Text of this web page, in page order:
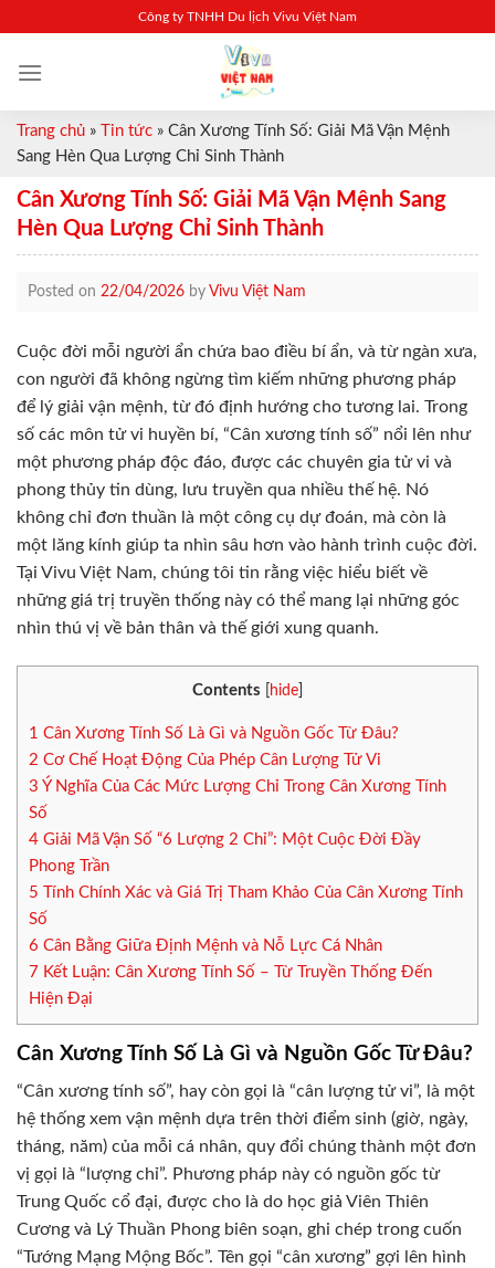
content
Công ty TNHH Du lịch Vivu Việt Nam
Trang chủ » Tin tức » Cân Xương Tính Số: Giải Mã Vận Mệnh
Sang Hèn Qua Lượng Chỉ Sinh Thành
Cân Xương Tính Số: Giải Mã Vận Mệnh Sang
Hèn Qua Lượng Chỉ Sinh Thành
Posted on 22/04/2026 by Vivu Việt Nam
Cuộc đời mỗi người ẩn chứa bao điều bí ẩn, và từ ngàn xưa,
con người đã không ngừng tìm kiếm những phương pháp
để lý giải vận mệnh, từ đó định hướng cho tương lai. Trong
số các môn tử vi huyền bí, “Cân xương tính số” nổi lên như
một phương pháp độc đáo, được các chuyên gia tử vi và
phong thủy tin dùng, lưu truyền qua nhiều thế hệ. Nó
không chỉ đơn thuần là một công cụ dự đoán, mà còn là
một lăng kính giúp ta nhìn sâu hơn vào hành trình cuộc đời.
Tại Vivu Việt Nam, chúng tôi tin rằng việc hiểu biết về
những giá trị truyền thống này có thể mang lại những góc
nhìn thú vị về bản thân và thế giới xung quanh.
Contents hide
1 Cân Xương Tính Số Là Gì và Nguồn Gốc Từ Đâu?
2 Cơ Chế Hoạt Động Của Phép Cân Lượng Tử Vi
3 Ý Nghĩa Của Các Mức Lượng Chỉ Trong Cân Xương Tính
Số
4 Giải Mã Vận Số “6 Lượng 2 Chỉ”: Một Cuộc Đời Đầy
Phong Trần
5 Tính Chính Xác và Giá Trị Tham Khảo Của Cân Xương Tính
Số
6 Cân Bằng Giữa Định Mệnh và Nỗ Lực Cá Nhân
7 Kết Luận: Cân Xương Tính Số – Từ Truyền Thống Đến
Hiện Đại
Cân Xương Tính Số Là Gì và Nguồn Gốc Từ Đâu?
“Cân xương tính số”, hay còn gọi là “cân lượng tử vi”, là một
hệ thống xem vận mệnh dựa trên thời điểm sinh (giờ, ngày,
tháng, năm) của mỗi cá nhân, quy đổi chúng thành một đơn
vị gọi là “lượng chỉ”. Phương pháp này có nguồn gốc từ
Trung Quốc cổ đại, được cho là do học giả Viên Thiên
Cương và Lý Thuần Phong biên soạn, ghi chép trong cuốn
“Tướng Mạng Mộng Bốc”. Tên gọi “cân xương” gợi lên hình